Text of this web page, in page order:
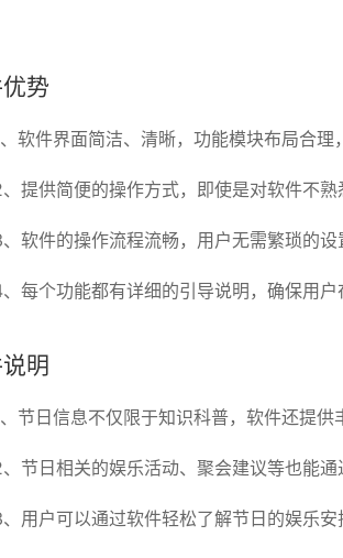
势
软件界面简洁、清晰，功能模块布局合
提供简便的操作方式，即使是对软件不
软件的操作流程流畅，用户无需繁琐的
每个功能都有详细的引导说明，确保用
明
节日信息不仅限于知识科普，软件还提
节日相关的娱乐活动、聚会建议等也能
用户可以通过软件轻松了解节日的娱乐